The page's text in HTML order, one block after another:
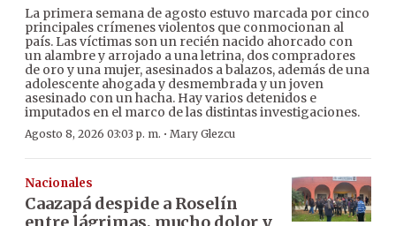
La primera semana de agosto estuvo marcada por cinco
principales crímenes violentos que conmocionan al
país. Las víctimas son un recién nacido ahorcado con
un alambre y arrojado a una letrina, dos compradores
de oro y una mujer, asesinados a balazos, además de una
adolescente ahogada y desmembrada y un joven
asesinado con un hacha. Hay varios detenidos e
imputados en el marco de las distintas investigaciones.
Agosto 8, 2026 03:03 p. m. · Mary Glezcu
Nacionales
Caazapá despide a Roselín